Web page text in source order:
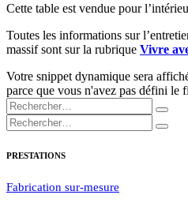
Cette table est vendue pour
Toutes les informations sur
massif sont sur la rubrique Vivre
Votre snippet dynamique sera
parce que vous n'avez pas défini le
PRESTATIONS
Fabrication sur-mesure​